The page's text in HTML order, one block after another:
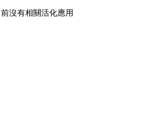
前沒有相關活化應用